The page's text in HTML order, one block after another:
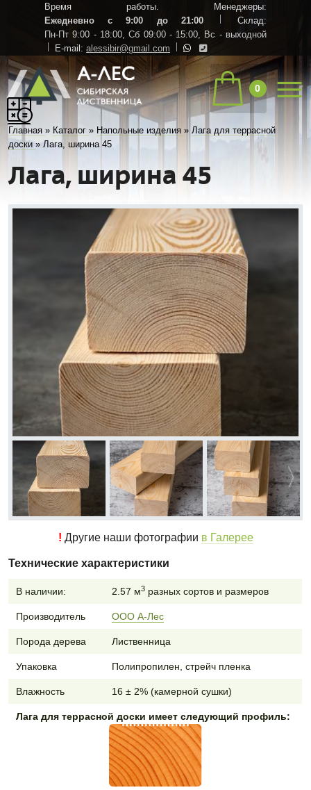
Время работы. Менеджеры:
Ежедневно с 9:00 до 21:00
Склад:
Пн-Пт 9:00 - 18:00, Сб 09:00 - 15:00, Вс - выходной
E-mail: alessibir@gmail.com
0
Главная » Каталог » Напольные изделия »Лага для террасной
доски »Лага, ширина 45
Лага, ширина 45
! Другие наши фотографии в Галерее
Технические характеристики
В наличии: 2.57 м3разных сортов и размеров
Производитель ООО А-Лес
Порода дерева Лиственница
Упаковка Полипропилен, стрейч пленка
Влажность 16 ± 2% (камерной сушки)
Лага для террасной доски имеет следующий профиль: